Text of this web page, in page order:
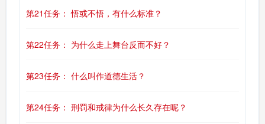
第21任务： 悟或不悟，有什么标准？
第22任务： 为什么走上舞台反而不好？
第23任务： 什么叫作道德生活？
第24任务： 刑罚和戒律为什么长久存在呢？